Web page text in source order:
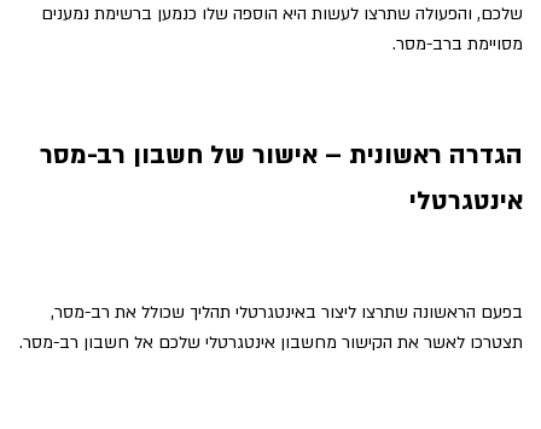
שלכם, והפעולה שתרצו לעשות היא הוספה שלו כנמען ברשימת נמענים
מסויימת ברב-מסר.
הגדרה ראשונית – אישור של חשבון רב-מסר
אינטגרטלי
בפעם הראשונה שתרצו ליצור באינטגרטלי תהליך שכולל את רב-מסר,
תצטרכו לאשר את הקישור מחשבון אינטגרטלי שלכם אל חשבון רב-מסר.